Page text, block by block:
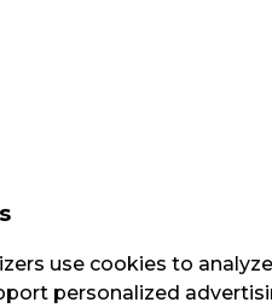
use cookies to
personalized